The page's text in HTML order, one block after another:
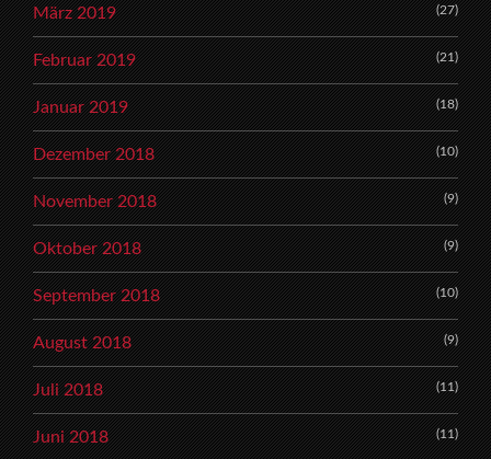
März 2019 (27)
Februar 2019 (21)
Januar 2019 (18)
Dezember 2018 (10)
November 2018 (9)
Oktober 2018 (9)
September 2018 (10)
August 2018 (9)
Juli 2018 (11)
Juni 2018 (11)